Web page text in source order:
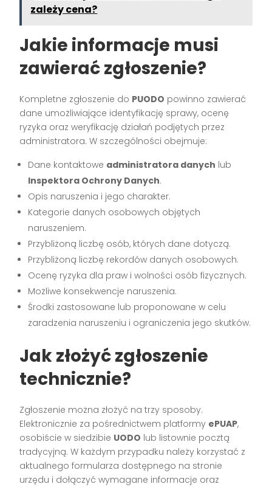
zależy cena?
Jakie informacje musi
zawierać zgłoszenie?
Kompletne zgłoszenie do PUODO powinno zawierać
dane umożliwiające identyfikację sprawy, ocenę
ryzyka oraz weryfikację działań podjętych przez
administratora. W szczególności obejmuje:
Dane kontaktowe administratora danych lub
Inspektora Ochrony Danych.
Opis naruszenia i jego charakter.
Kategorie danych osobowych objętych
naruszeniem.
Przybliżoną liczbę osób, których dane dotyczą.
Przybliżoną liczbę rekordów danych osobowych.
Ocenę ryzyka dla praw i wolności osób fizycznych.
Możliwe konsekwencje naruszenia.
Środki zastosowane lub proponowane w celu
zaradzenia naruszeniu i ograniczenia jego skutków.
Jak złożyć zgłoszenie
technicznie?
Zgłoszenie można złożyć na trzy sposoby.
Elektronicznie za pośrednictwem platformy ePUAP,
osobiście w siedzibie UODO lub listownie pocztą
tradycyjną. W każdym przypadku należy korzystać z
aktualnego formularza dostępnego na stronie
urzędu i dołączyć wymagane informacje oraz